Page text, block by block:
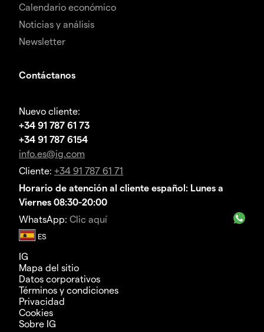
Calendario económico
Noticias y análisis
Newsletter
Contáctanos
Nuevo cliente:
+34 91 787 61 73
+34 91 787 6154
info.es@ig.com
Cliente: +34 91 787 61 71
Horario de atención al cliente español: Lunes a
Viernes 08:30-20:00
WhatsApp: Clic aquí
IG
Mapa del sitio
Datos corporativos
Términos y condiciones
Privacidad
Cookies
Sobre IG